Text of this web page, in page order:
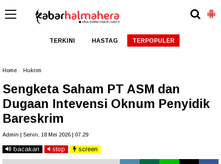
TERKINI HASTAG TERPOPULER
Home Hukrim
Sengketa Saham PT ASM dan
Dugaan Intevensi Oknum Penyidik
Bareskrim
Admin | Senin, 18 Mei 2026 | 07.29
bacakan stop screen